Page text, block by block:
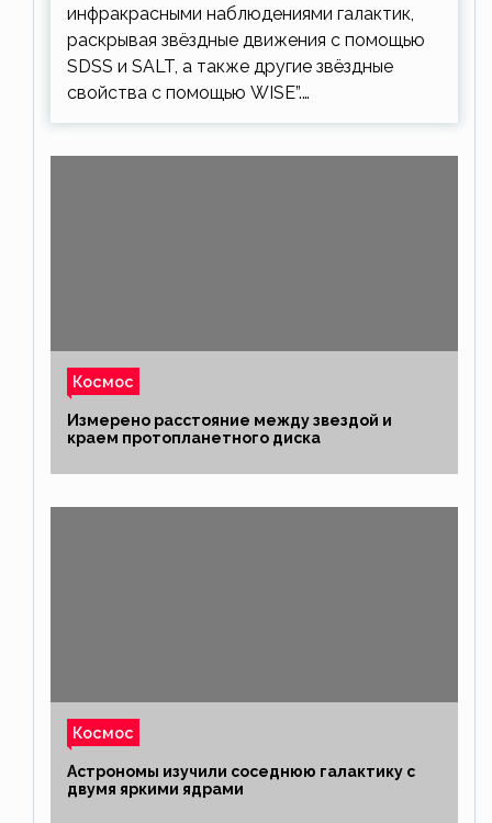
инфракрасными наблюдениями галактик,
раскрывая звёздные движения с помощью
SDSS и SALT, а также другие звёздные
свойства с помощью WISE”.…
Космос
Измерено расстояние между звездой и
краем протопланетного диска
Космос
Астрономы изучили соседнюю галактику с
двумя яркими ядрами